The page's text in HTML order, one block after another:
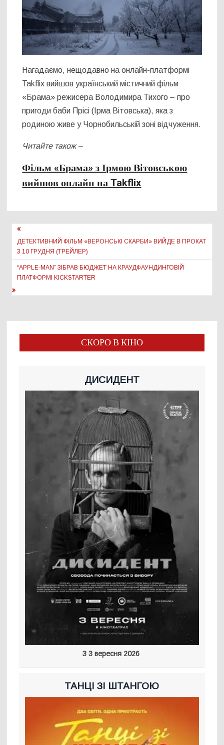
Нагадаємо, нещодавно на онлайн-платформі
Takflix вийшов український містичний фільм
«Брама» режисера Володимира Тихого – про
пригоди баби Прісі (Ірма Вітовська), яка з
родиною живе у Чорнобильській зоні відчуження.
Читайте також –
Фільм «Брама» з Ірмою Вітовською
вийшов онлайн на Takflix
Навігація
записів
ДЕТЕКТИВНИЙ ФІЛЬМ «ВЕРОНСЬКІ СКАРБИ» ВИЙДЕ В ПРОКАТ
З 10 ГРУДНЯ (ТРЕЙЛЕР)
“APPLE-MAN” ЗІБРАВ БЮДЖЕТ НА КРАУДФАУНДИНГОВІЙ
ПЛАТФОРМІ KICKSTARTER
СКОРО В КІНО
ДИСИДЕНТ
З 3 вересня 2026
ТАНЦІ ЗІ ШТАНГОЮ